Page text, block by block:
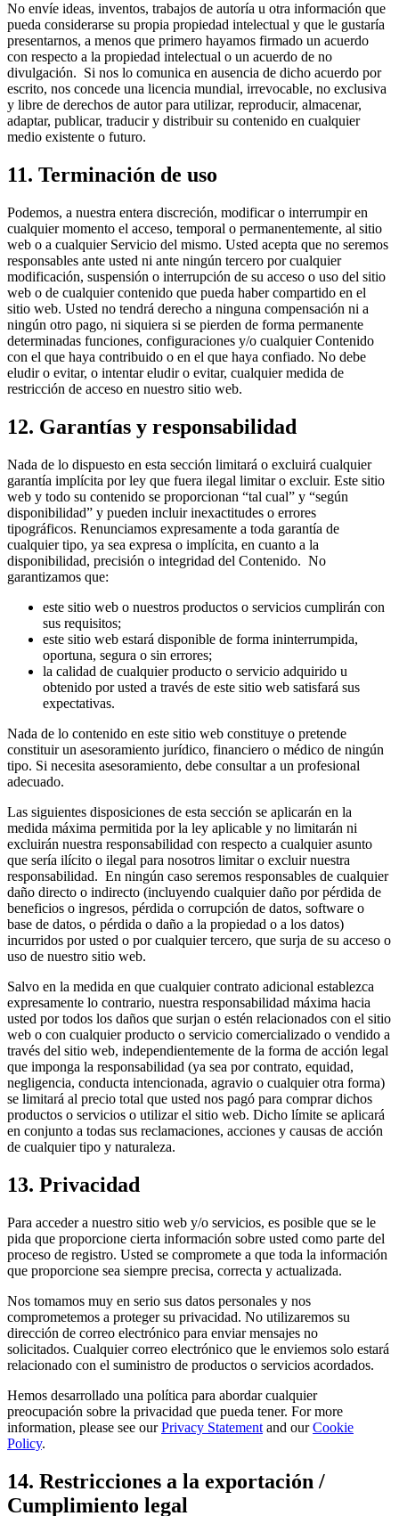
No envíe ideas, inventos, trabajos de autoría u otra información que
pueda considerarse su propia propiedad intelectual y que le gustaría
presentarnos, a menos que primero hayamos firmado un acuerdo
con respecto a la propiedad intelectual o un acuerdo de no
divulgación. Si nos lo comunica en ausencia de dicho acuerdo por
escrito, nos concede una licencia mundial, irrevocable, no exclusiva
y libre de derechos de autor para utilizar, reproducir, almacenar,
adaptar, publicar, traducir y distribuir su contenido en cualquier
medio existente o futuro.
11. Terminación de uso
Podemos, a nuestra entera discreción, modificar o interrumpir en
cualquier momento el acceso, temporal o permanentemente, al sitio
web o a cualquier Servicio del mismo. Usted acepta que no seremos
responsables ante usted ni ante ningún tercero por cualquier
modificación, suspensión o interrupción de su acceso o uso del sitio
web o de cualquier contenido que pueda haber compartido en el
sitio web. Usted no tendrá derecho a ninguna compensación ni a
ningún otro pago, ni siquiera si se pierden de forma permanente
determinadas funciones, configuraciones y/o cualquier Contenido
con el que haya contribuido o en el que haya confiado. No debe
eludir o evitar, o intentar eludir o evitar, cualquier medida de
restricción de acceso en nuestro sitio web.
12. Garantías y responsabilidad
Nada de lo dispuesto en esta sección limitará o excluirá cualquier
garantía implícita por ley que fuera ilegal limitar o excluir. Este sitio
web y todo su contenido se proporcionan “tal cual” y “según
disponibilidad” y pueden incluir inexactitudes o errores
tipográficos. Renunciamos expresamente a toda garantía de
cualquier tipo, ya sea expresa o implícita, en cuanto a la
disponibilidad, precisión o integridad del Contenido. No
garantizamos que:
este sitio web o nuestros productos o servicios cumplirán con
sus requisitos;
este sitio web estará disponible de forma ininterrumpida,
oportuna, segura o sin errores;
la calidad de cualquier producto o servicio adquirido u
obtenido por usted a través de este sitio web satisfará sus
expectativas.
Nada de lo contenido en este sitio web constituye o pretende
constituir un asesoramiento jurídico, financiero o médico de ningún
tipo. Si necesita asesoramiento, debe consultar a un profesional
adecuado.
Las siguientes disposiciones de esta sección se aplicarán en la
medida máxima permitida por la ley aplicable y no limitarán ni
excluirán nuestra responsabilidad con respecto a cualquier asunto
que sería ilícito o ilegal para nosotros limitar o excluir nuestra
responsabilidad. En ningún caso seremos responsables de cualquier
daño directo o indirecto (incluyendo cualquier daño por pérdida de
beneficios o ingresos, pérdida o corrupción de datos, software o
base de datos, o pérdida o daño a la propiedad o a los datos)
incurridos por usted o por cualquier tercero, que surja de su acceso o
uso de nuestro sitio web.
Salvo en la medida en que cualquier contrato adicional establezca
expresamente lo contrario, nuestra responsabilidad máxima hacia
usted por todos los daños que surjan o estén relacionados con el sitio
web o con cualquier producto o servicio comercializado o vendido a
través del sitio web, independientemente de la forma de acción legal
que imponga la responsabilidad (ya sea por contrato, equidad,
negligencia, conducta intencionada, agravio o cualquier otra forma)
se limitará al precio total que usted nos pagó para comprar dichos
productos o servicios o utilizar el sitio web. Dicho límite se aplicará
en conjunto a todas sus reclamaciones, acciones y causas de acción
de cualquier tipo y naturaleza.
13. Privacidad
Para acceder a nuestro sitio web y/o servicios, es posible que se le
pida que proporcione cierta información sobre usted como parte del
proceso de registro. Usted se compromete a que toda la información
que proporcione sea siempre precisa, correcta y actualizada.
Nos tomamos muy en serio sus datos personales y nos
comprometemos a proteger su privacidad. No utilizaremos su
dirección de correo electrónico para enviar mensajes no
solicitados. Cualquier correo electrónico que le enviemos solo estará
relacionado con el suministro de productos o servicios acordados.
Hemos desarrollado una política para abordar cualquier
preocupación sobre la privacidad que pueda tener. For more
information, please see ourPrivacy Statement and ourCookie
Policy.
14. Restricciones a la exportación /
Cumplimiento legal